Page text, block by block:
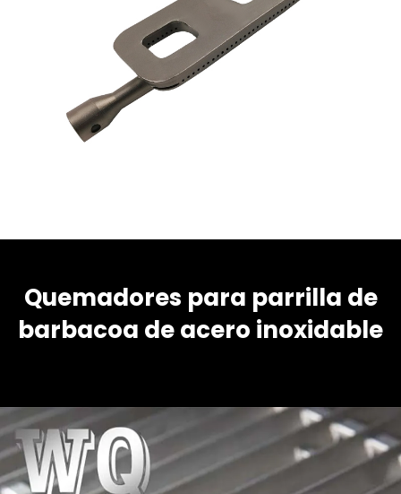
Quemadores para parrilla de
barbacoa de acero inoxidable